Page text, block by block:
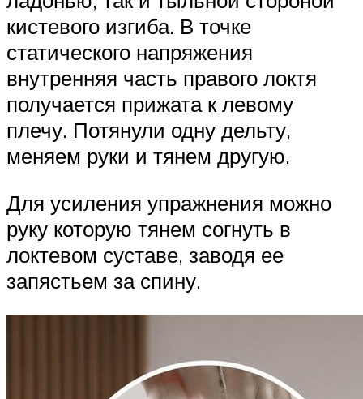
кистевого изгиба. В точке
статического напряжения
внутренняя часть правого локтя
получается прижата к левому
плечу. Потянули одну дельту,
меняем руки и тянем другую.
Для усиления упражнения можно
руку которую тянем согнуть в
локтевом суставе, заводя ее
запястьем за спину.